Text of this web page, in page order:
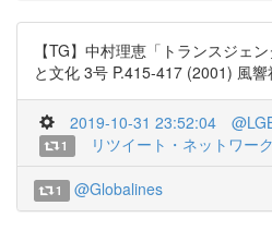
【TG】中村理恵「トランスジェ
と文化 3号 P.415-417 (2001) 風
2019-10-31 23:52:04
1 リツイート・ネットワー
1 @Globalines